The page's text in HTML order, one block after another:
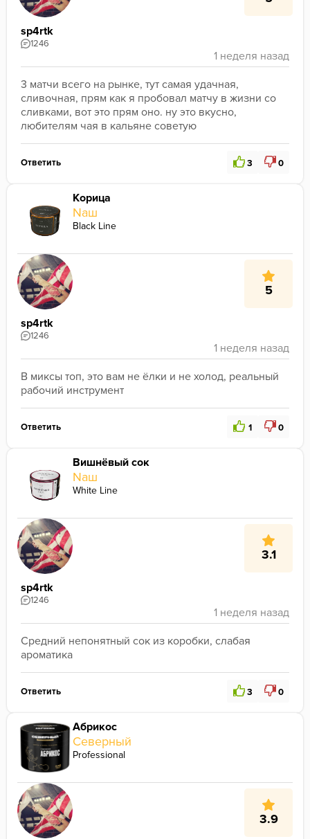
sp4rtk
1246
3 матчи всего на рынке, тут самая удачная,
сливочная, прям как я пробовал матчу в жизни со
сливками, вот это прям оно. ну это вкусно,
любителям чая в кальяне советую
Ответить 3 0
Корица
Nаш
Black Line
5
sp4rtk
1246
В миксы топ, это вам не ёлки и не холод, реальный
рабочий инструмент
Ответить 1 0
Вишнёвый сок
Nаш
White Line
3.1
sp4rtk
1246
Средний непонятный сок из коробки, слабая
ароматика
Ответить 3 0
Абрикос
Северный
Professional
3.9